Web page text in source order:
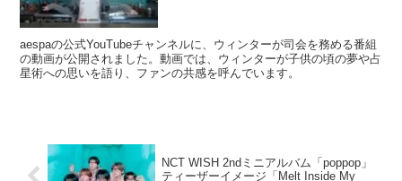
aespaの公式YouTubeチャンネルに、ウィンターが司会を務める番組
の動画が公開されました。動画では、ウィンターが子供の頃の夢や占
星術への思いを語り、ファンの共感を呼んでいます。
NCT WISH 2ndミニアルバム「poppop」
ティーザーイメージ「Melt Inside My